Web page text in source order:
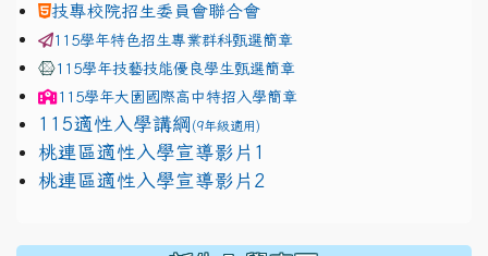
技專校院招生委員會聯合會
115學年特色招生專業群科甄選簡章
115學年技藝技能優良學生甄選簡章
115學年大園國際高中特招入學簡章
115適性入學講綱 (9年級適用)
link to https://docs.google.com/presentation/d/
桃連區適性入學宣導影片1
link to https://docs.google.com/presentation/d/
桃連區適性入學宣導影片2